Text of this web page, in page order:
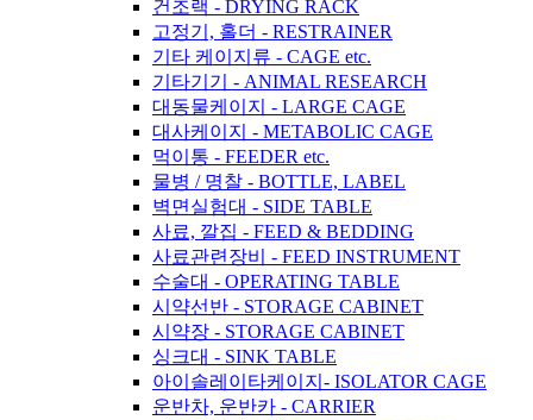
건조랙 - DRYING RACK
고정기, 홀더 - RESTRAINER
기타 케이지류 - CAGE etc.
기타기기 - ANIMAL RESEARCH
대동물케이지 - LARGE CAGE
대사케이지 - METABOLIC CAGE
먹이통 - FEEDER etc.
물병 / 명찰 - BOTTLE, LABEL
벽면실험대 - SIDE TABLE
사료, 깔집 - FEED & BEDDING
사료관련장비 - FEED INSTRUMENT
수술대 - OPERATING TABLE
시약선반 - STORAGE CABINET
시약장 - STORAGE CABINET
싱크대 - SINK TABLE
아이솔레이타케이지- ISOLATOR CAGE
운반차, 운반카 - CARRIER